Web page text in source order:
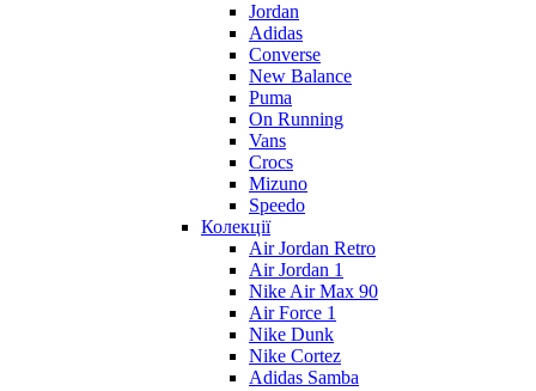
Jordan
Adidas
Converse
New Balance
Puma
On Running
Vans
Crocs
Mizuno
Speedo
Колекції
Air Jordan Retro
Air Jordan 1
Nike Air Max 90
Air Force 1
Nike Dunk
Nike Cortez
Adidas Samba